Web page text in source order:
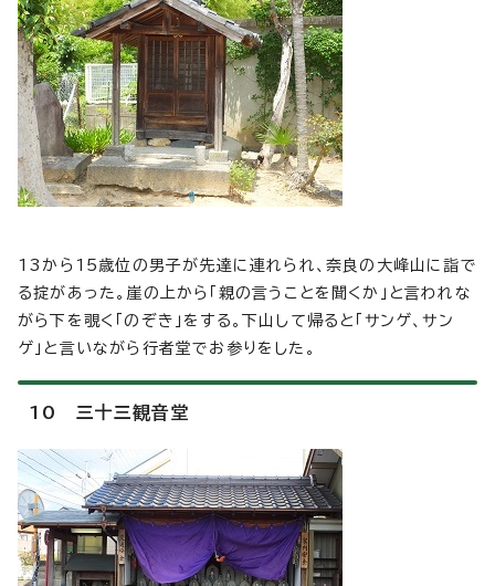
13から15歳位の男子が先達に連れられ、奈良の大峰山に詣で
る掟があった。崖の上から「親の言うことを聞くか」と言われな
がら下を覗く「のぞき」をする。下山して帰ると「サンゲ、サン
ゲ」と言いながら行者堂でお参りをした。
10 三十三観音堂